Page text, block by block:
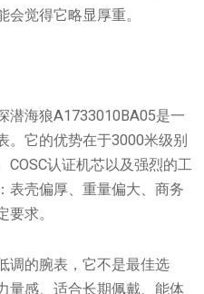
觉得它略显厚重。
潜海狼A1733010BA05是一
。它的优势在于3000米级别
COSC认证机芯以及强烈的工
表壳偏厚、重量偏大、商务
求。
调的腕表，它不是最佳选
量感、适合长期佩戴、能体